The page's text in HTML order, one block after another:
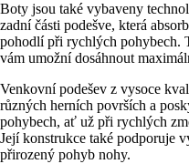
Boty jsou také vybaveny
zadní části podešve, která
pohodlí při rychlých pohybech.
vám umožní dosáhnout
Venkovní podešev z vysoce
různých herních površích a
pohybech, ať už při rychlých
Její konstrukce také podporuje
přirozený pohyb nohy.